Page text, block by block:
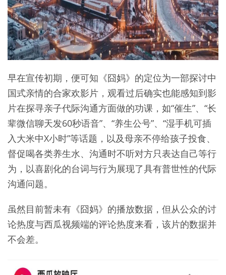
早在宣传初期，便可知《囧妈》的定位为一部探讨中
国式亲情的合家欢影片，观看过后确实也能感知到影
片在探寻亲子代际沟通方面做的功课，如“催生”、“长
辈微信聊天发60秒语音”、“养生公号”、“湿手机可插
入大米中X小时”等话题，以及母亲不停给孩子投食、
督促喝各类养生水、沟通时不听对方只表达自己等行
为，以喜剧化的台词与行为展现了具有普世性的代际
沟通问题。
虽然目前暂未有《囧妈》的播放数据，但从公众的讨
论热度与西瓜视频端的评论热度来看，该片的数据并
不会差。